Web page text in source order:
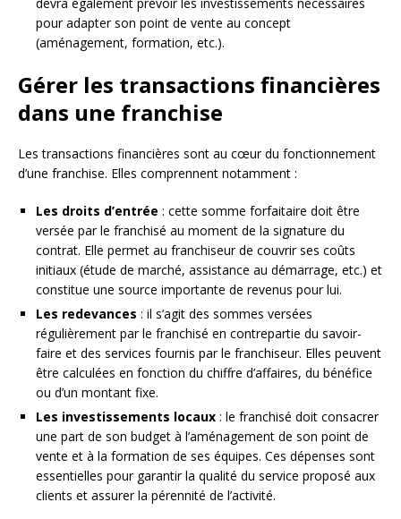
pour adapter son point de vente au concept
(aménagement, formation, etc.).
Gérer les transactions financières
dans une franchise
Les transactions financières sont au cœur du fonctionnement
d’une franchise. Elles comprennent notamment :
Les droits d’entrée : cette somme forfaitaire doit être
versée par le franchisé au moment de la signature du
contrat. Elle permet au franchiseur de couvrir ses coûts
initiaux (étude de marché, assistance au démarrage, etc.) et
constitue une source importante de revenus pour lui.
Les redevances : il s’agit des sommes versées
régulièrement par le franchisé en contrepartie du savoir-
faire et des services fournis par le franchiseur. Elles peuvent
être calculées en fonction du chiffre d’affaires, du bénéfice
ou d’un montant fixe.
Les investissements locaux : le franchisé doit consacrer
une part de son budget à l’aménagement de son point de
vente et à la formation de ses équipes. Ces dépenses sont
essentielles pour garantir la qualité du service proposé aux
clients et assurer la pérennité de l’activité.